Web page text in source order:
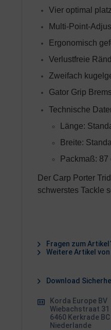
Vier optimal
Multi-Point-
Ergonomisch
Verlustfreie
Zweifach
Gator Grip
Technische
Länge:
Breite:
Packmaß: 87
Der Carp Porter
schwerstes Tackle
Fragen zum
Weitere Artikel von
Download
Korda Europe BV
Wiebachstraat 31
6460 Kerkrade BC
Niederlande